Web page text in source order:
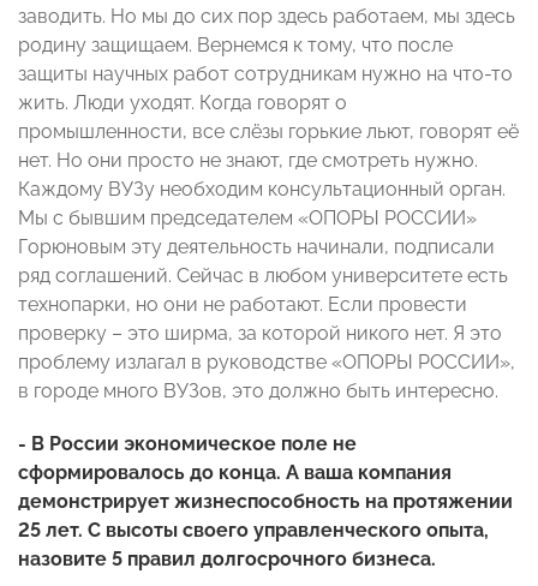
заводить. Но мы до сих пор здесь работаем, мы здесь
родину защищаем. Вернемся к тому, что после
защиты научных работ сотрудникам нужно на что-то
жить. Люди уходят. Когда говорят о
промышленности, все слёзы горькие льют, говорят её
нет. Но они просто не знают, где смотреть нужно.
Каждому ВУЗу необходим консультационный орган.
Мы с бывшим председателем «ОПОРЫ РОССИИ»
Горюновым эту деятельность начинали, подписали
ряд соглашений. Сейчас в любом университете есть
технопарки, но они не работают. Если провести
проверку – это ширма, за которой никого нет. Я это
проблему излагал в руководстве «ОПОРЫ РОССИИ»,
в городе много ВУЗов, это должно быть интересно.
- В России экономическое поле не
сформировалось до конца. А ваша компания
демонстрирует жизнеспособность на протяжении
25 лет. С высоты своего управленческого опыта,
назовите 5 правил долгосрочного бизнеса.